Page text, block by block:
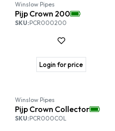
Winslow Pipes
Pijp Crown 200
SKU:PCR000200
Login for price
Winslow Pipes
Pijp Crown Collector
SKU:PCR000COL